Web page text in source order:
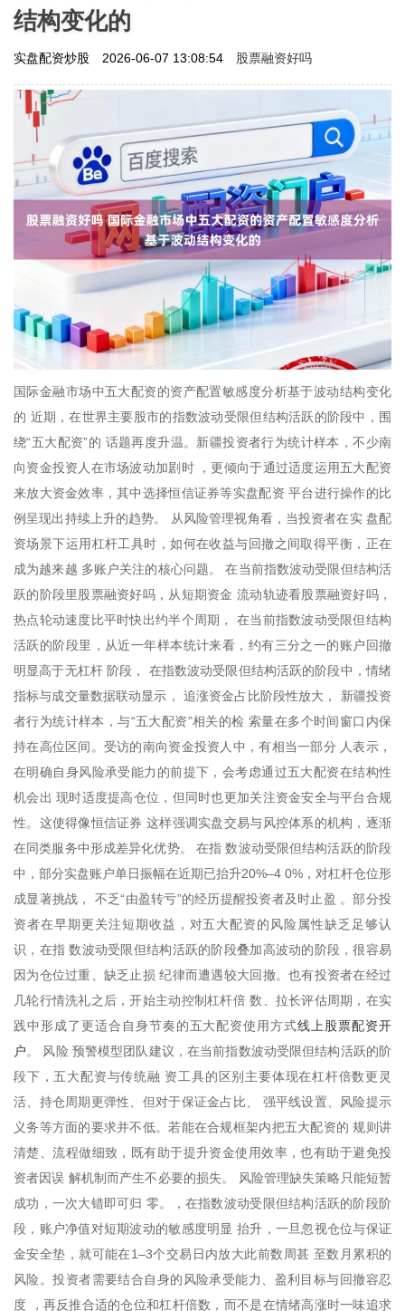
结构变化的
实盘配资炒股 2026-06-07 13:08:54 股票融资好吗
国际金融市场中五大配资的资产配置敏感度分析基于波动结构变化
的 近期，在世界主要股市的指数波动受限但结构活跃的阶段中，围
绕“五大配资”的 话题再度升温。新疆投资者行为统计样本，不少南
向资金投资人在市场波动加剧时 ，更倾向于通过适度运用五大配资
来放大资金效率，其中选择恒信证券等实盘配资 平台进行操作的比
例呈现出持续上升的趋势。 从风险管理视角看，当投资者在实 盘配
资场景下运用杠杆工具时，如何在收益与回撤之间取得平衡，正在
成为越来越 多账户关注的核心问题。 在当前指数波动受限但结构活
跃的阶段里股票融资好吗，从短期资金 流动轨迹看股票融资好吗，
热点轮动速度比平时快出约半个周期， 在当前指数波动受限但结构
活跃的阶段里，从近一年样本统计来看，约有三分之一的账户回撤
明显高于无杠杆 阶段， 在指数波动受限但结构活跃的阶段中，情绪
指标与成交量数据联动显示， 追涨资金占比阶段性放大， 新疆投资
者行为统计样本，与“五大配资”相关的检 索量在多个时间窗口内保
持在高位区间。受访的南向资金投资人中，有相当一部分 人表示，
在明确自身风险承受能力的前提下，会考虑通过五大配资在结构性
机会出 现时适度提高仓位，但同时也更加关注资金安全与平台合规
性。这使得像恒信证券 这样强调实盘交易与风控体系的机构，逐渐
在同类服务中形成差异化优势。 在指 数波动受限但结构活跃的阶段
中，部分实盘账户单日振幅在近期已抬升20%–4 0%，对杠杆仓位形
成显著挑战， 不乏“由盈转亏”的经历提醒投资者及时止盈 。部分投
资者在早期更关注短期收益，对五大配资的风险属性缺乏足够认
识，在指 数波动受限但结构活跃的阶段叠加高波动的阶段，很容易
因为仓位过重、缺乏止损 纪律而遭遇较大回撤。也有投资者在经过
几轮行情洗礼之后，开始主动控制杠杆倍 数、拉长评估周期，在实
践中形成了更适合自身节奏的五大配资使用方式线上股票配资开
户。 风险 预警模型团队建议，在当前指数波动受限但结构活跃的阶
段下，五大配资与传统融 资工具的区别主要体现在杠杆倍数更灵
活、持仓周期更弹性、但对于保证金占比、 强平线设置、风险提示
义务等方面的要求并不低。若能在合规框架内把五大配资的 规则讲
清楚、流程做细致，既有助于提升资金使用效率，也有助于避免投
资者因误 解机制而产生不必要的损失。 风险管理缺失策略只能短暂
成功，一次大错即可归 零。，在指数波动受限但结构活跃的阶段阶
段，账户净值对短期波动的敏感度明显 抬升，一旦忽视仓位与保证
金安全垫，就可能在1–3个交易日内放大此前数周甚 至数月累积的
风险。投资者需要结合自身的风险承受能力、盈利目标与回撤容忍
度 ，再反推合适的仓位和杠杆倍数，而不是在情绪高涨时一味追求